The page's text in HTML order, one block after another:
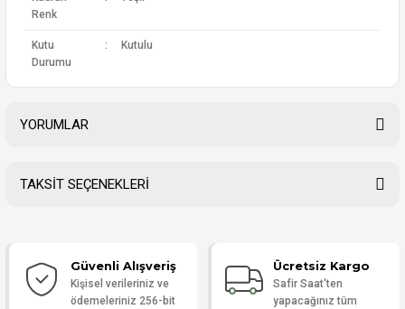
Renk
Kutu
Durumu
: Kutulu
YORUMLAR
Yorum Yaz
TAKSİT SEÇENEKLERİ
Güvenli Alışveriş
Kişisel verileriniz ve
ödemeleriniz 256-bit
Ücretsiz Kargo
Safir Saat'ten
yapacağınız tüm